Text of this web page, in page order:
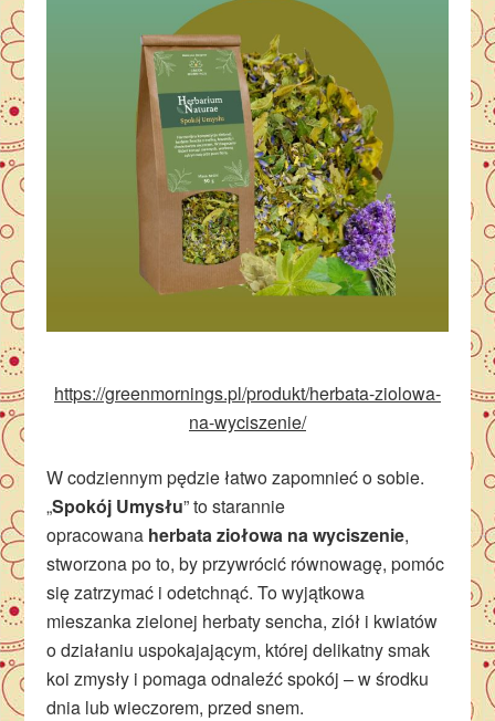
https://greenmornings.pl/produkt/herbata-ziolowa-
na-wyciszenie/
W codziennym pędzie łatwo zapomnieć o sobie.
„Spokój Umysłu” to starannie
opracowana herbata ziołowa na wyciszenie,
stworzona po to, by przywrócić równowagę, pomóc
się zatrzymać i odetchnąć. To wyjątkowa
mieszanka zielonej herbaty sencha, ziół i kwiatów
o działaniu uspokajającym, której delikatny smak
koi zmysły i pomaga odnaleźć spokój – w środku
dnia lub wieczorem, przed snem.